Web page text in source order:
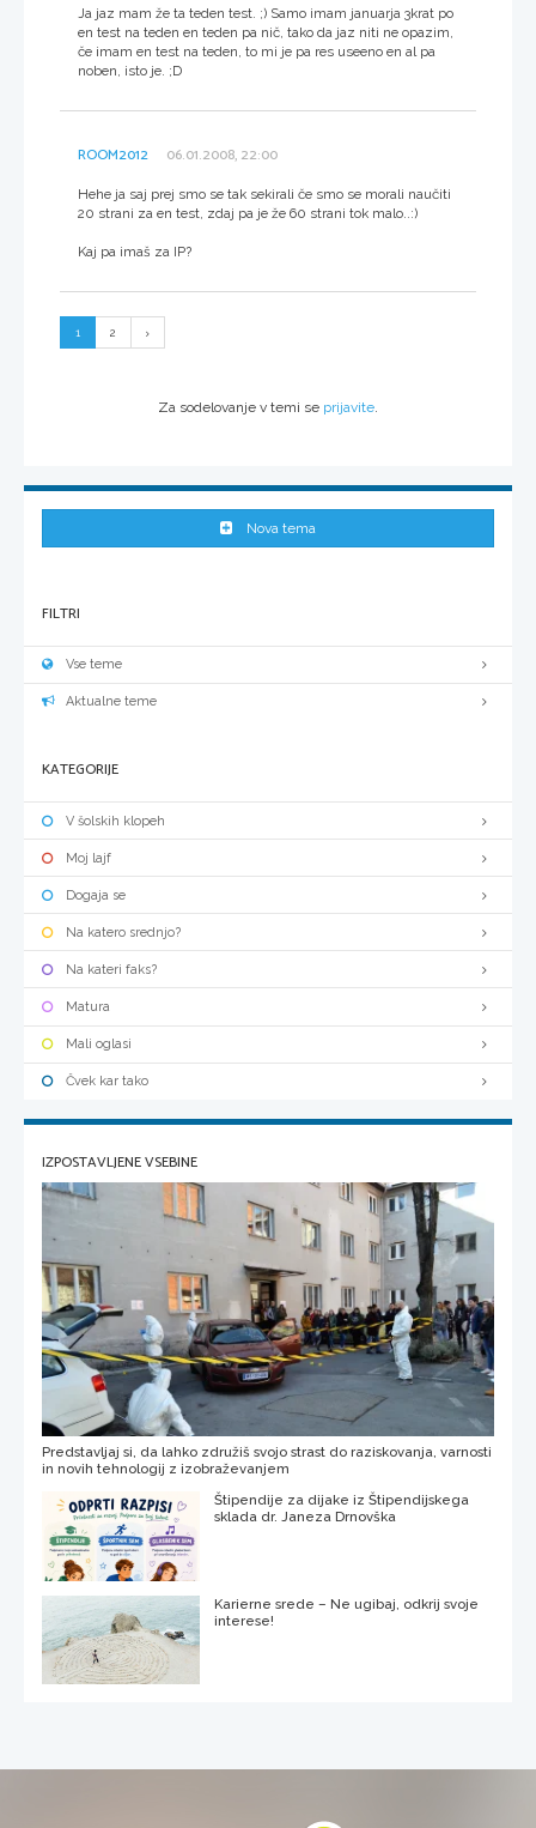
Ja jaz mam že ta teden test. ;) Samo imam januarja 3krat po
en test na teden en teden pa nič, tako da jaz niti ne opazim,
če imam en test na teden, to mi je pa res useeno en al pa
noben, isto je. ;D
ROOM2012 06.01.2008, 22:00
Hehe ja saj prej smo se tak sekirali če smo se morali naučiti
20 strani za en test, zdaj pa je že 60 strani tok malo..:)
Kaj pa imaš za IP?
1 2
Za sodelovanje v temi se prijavite
Nova tema
FILTRI
Vse teme
Aktualne teme
KATEGORIJE
V šolskih klopeh
Moj lajf
Dogaja se
Na katero srednjo?
Na kateri faks?
Matura
Mali oglasi
Čvek kar tako
IZPOSTAVLJENE VSEBINE
Predstavljaj si, da lahko združiš svojo strast do raziskovanja, varnosti
in novih tehnologij z izobraževanjem
Štipendije za dijake iz Štipendijskega
sklada dr. Janeza Drnovška
Karierne srede – Ne ugibaj, odkrij svoje
interese!